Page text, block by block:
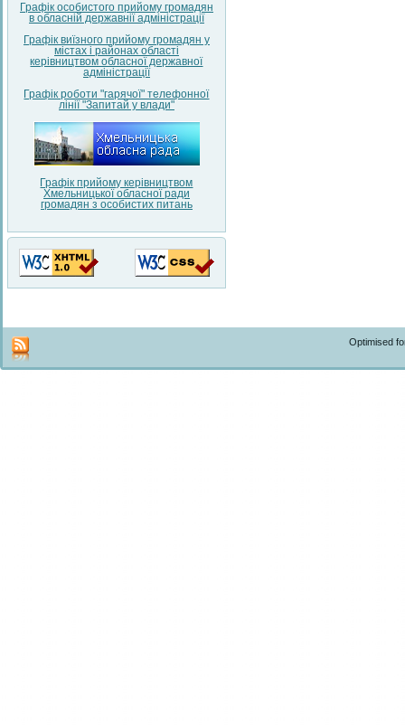
Графік особистого прийому громадян
в обласній державнії адміністрації
Графік виїзного прийому громадян у
містах і районах області
керівництвом обласної державної
адміністрації
Графік роботи "гарячої" телефонної
лінії "Запитай у влади"
Графік прийому керівництвом
Хмельницької обласної ради
громадян з особистих питань
Optimised